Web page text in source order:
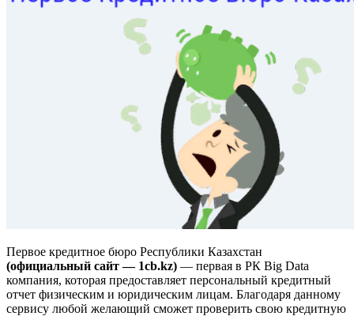
Первое кредитное бюро Республики Казахстан
(официальный сайт — 1cb.kz) — первая в РК Big Data
компания, которая предоставляет персональный кредитный
отчет физическим и юридическим лицам. Благодаря данному
сервису любой желающий сможет проверить свою кредитную